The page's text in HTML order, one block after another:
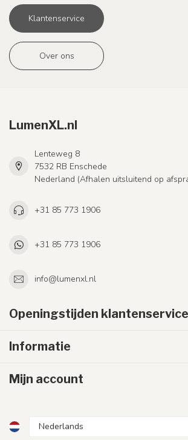
Klantenservice
Over ons
LumenXL.nl
Lenteweg 8
7532 RB Enschede
Nederland (Afhalen uitsluitend op
+31 85 773 1906
+31 85 773 1906
info@lumenxl.nl
Openingstijden klantenservice
Informatie
Mijn account